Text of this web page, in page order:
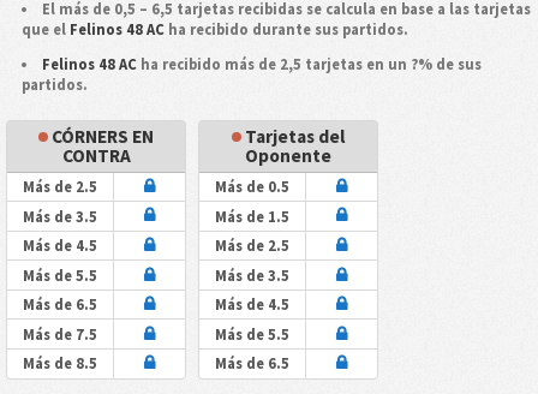
El más de 0,5 – 6,5 tarjetas recibidas se calcula en base a las tarjetas
que el Felinos 48 ACha recibido durante sus partidos.
Felinos 48 AC ha recibido más de 2,5 tarjetas en un ?% de sus
partidos.
CÓRNERS EN
CONTRA
Más de 2.5
Más de 3.5
Más de 4.5
Más de 5.5
Más de 6.5
Más de 7.5
Más de 8.5
Tarjetas del
Oponente
Más de 0.5
Más de 1.5
Más de 2.5
Más de 3.5
Más de 4.5
Más de 5.5
Más de 6.5